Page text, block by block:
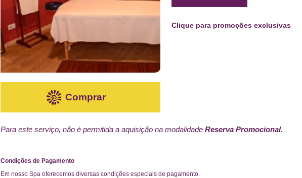
Clique para promoções exclusivas
Comprar
Para este serviço, não é permitida a aquisição na modalidade Reserva Promocional.
Condições de Pagamento
Em nosso Spa oferecemos diversas condições especiais de pagamento.